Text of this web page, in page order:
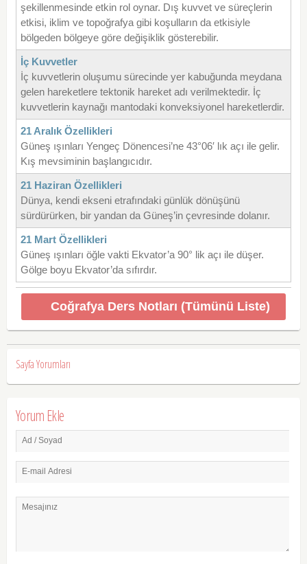
şekillenmesinde etkin rol oynar. Dış kuvvet ve süreçlerin
etkisi, iklim ve topoğrafya gibi koşulların da etkisiyle
bölgeden bölgeye göre değişiklik gösterebilir.
İç Kuvvetler
İç kuvvetlerin oluşumu sürecinde yer kabuğunda meydana
gelen hareketlere tektonik hareket adı verilmektedir. İç
kuvvetlerin kaynağı mantodaki konveksiyonel hareketlerdir.
21 Aralık Özellikleri
Güneş ışınları Yengeç Dönencesi’ne 43°06′ lık açı ile gelir.
Kış mevsiminin başlangıcıdır.
21 Haziran Özellikleri
Dünya, kendi ekseni etrafındaki günlük dönüşünü
sürdürürken, bir yandan da Güneş’in çevresinde dolanır.
21 Mart Özellikleri
Güneş ışınları öğle vakti Ekvator’a 90° lik açı ile düşer.
Gölge boyu Ekvator’da sıfırdır.
Coğrafya Ders Notları (Tümünü Liste)
Sayfa Yorumları
Yorum Ekle
Ad / Soyad
E-mail Adresi
Mesajınız